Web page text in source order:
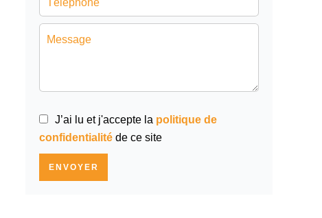
J’ai lu et j'accepte la politique de
confidentialité de ce site
ENVOYER